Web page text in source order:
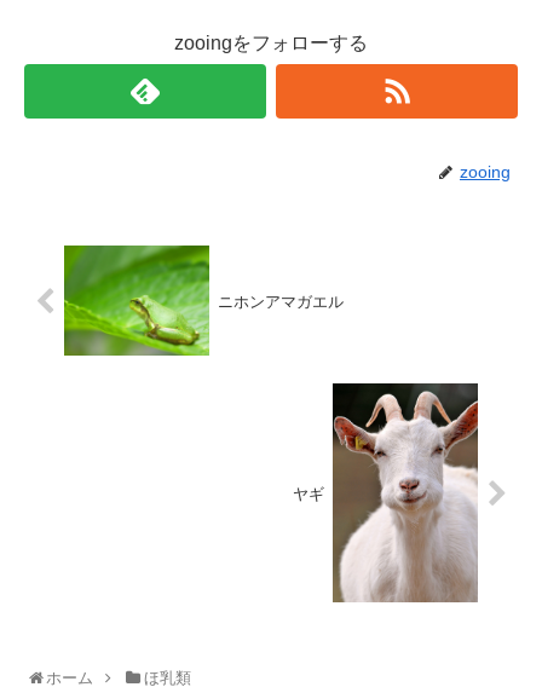
zooingをフォローする
zooing
ニホンアマガエル
ヤギ
ホーム ほ乳類